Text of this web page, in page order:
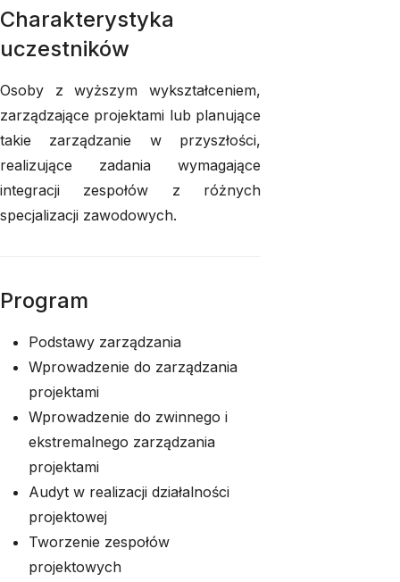
Charakterystyka
uczestników
Osoby z wyższym wykształceniem,
zarządzające projektami lub planujące
takie zarządzanie w przyszłości,
realizujące zadania wymagające
integracji zespołów z różnych
specjalizacji zawodowych.
Program
Podstawy zarządzania
Wprowadzenie do zarządzania
projektami
Wprowadzenie do zwinnego i
ekstremalnego zarządzania
projektami
Audyt w realizacji działalności
projektowej
Tworzenie zespołów
projektowych